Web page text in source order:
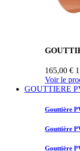
165,00 €
Voir le
GOUTTIERE
Gouttière
Gouttière
Gouttière